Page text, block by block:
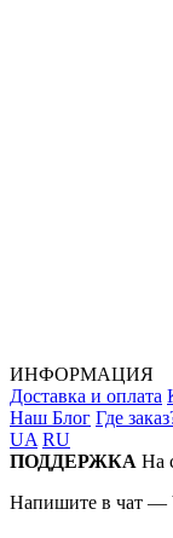
ИНФОРМАЦИЯ
Доставка и оплата
Наш Блог Где
UA RU
ПОДДЕРЖКА На
Напишите в чат —